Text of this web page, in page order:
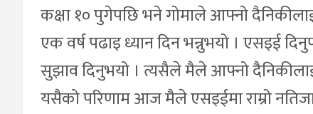
कक्षा १० पुगेपछि भने गोमाले आफ्नो
एक वर्ष पढाइ ध्यान दिन भन्नुभयो । एसइई
सुझाव दिनुभयो । त्यसैले मैले आफ्नो दैनिकीलाई
यसैको परिणाम आज मैले एसइईमा राम्रो